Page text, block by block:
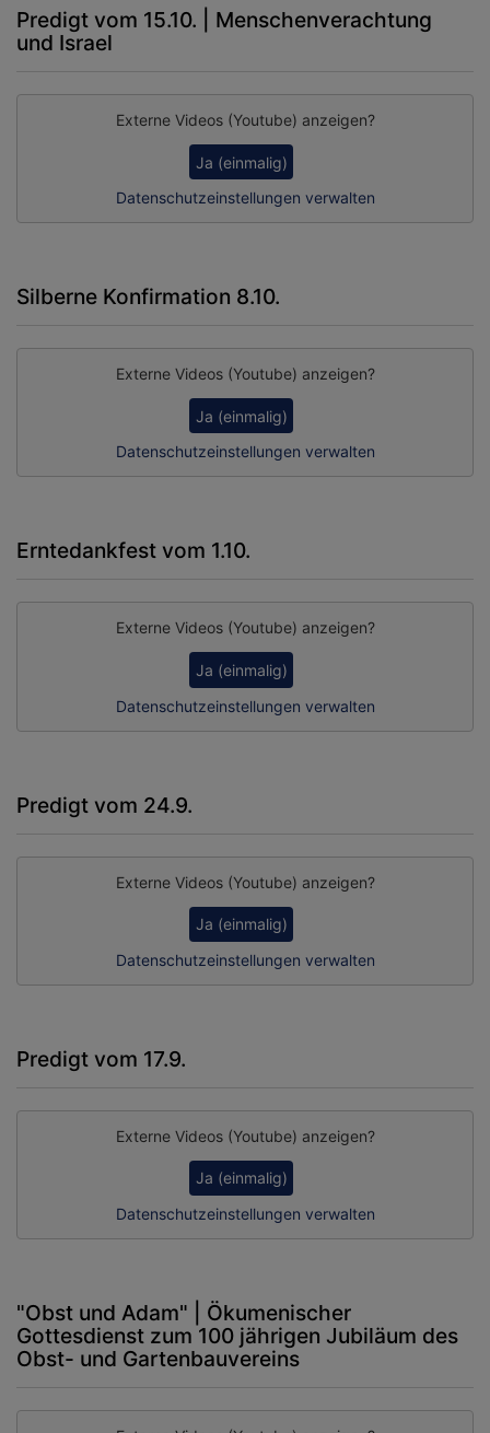
Predigt vom 15.10. | Menschenverachtung
und Israel
Externe Videos (Youtube) anzeigen?
Ja (einmalig)
Datenschutzeinstellungen verwalten
Silberne Konfirmation 8.10.
Externe Videos (Youtube) anzeigen?
Ja (einmalig)
Datenschutzeinstellungen verwalten
Erntedankfest vom 1.10.
Externe Videos (Youtube) anzeigen?
Ja (einmalig)
Datenschutzeinstellungen verwalten
Predigt vom 24.9.
Externe Videos (Youtube) anzeigen?
Ja (einmalig)
Datenschutzeinstellungen verwalten
Predigt vom 17.9.
Externe Videos (Youtube) anzeigen?
Ja (einmalig)
Datenschutzeinstellungen verwalten
"Obst und Adam" | Ökumenischer
Gottesdienst zum 100 jährigen Jubiläum des
Obst- und Gartenbauvereins